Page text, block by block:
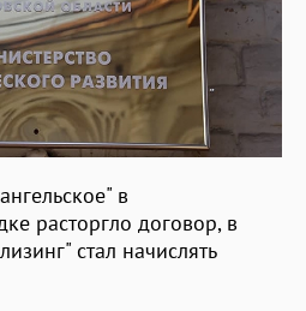
в
расторгло договор, в
стал начислять